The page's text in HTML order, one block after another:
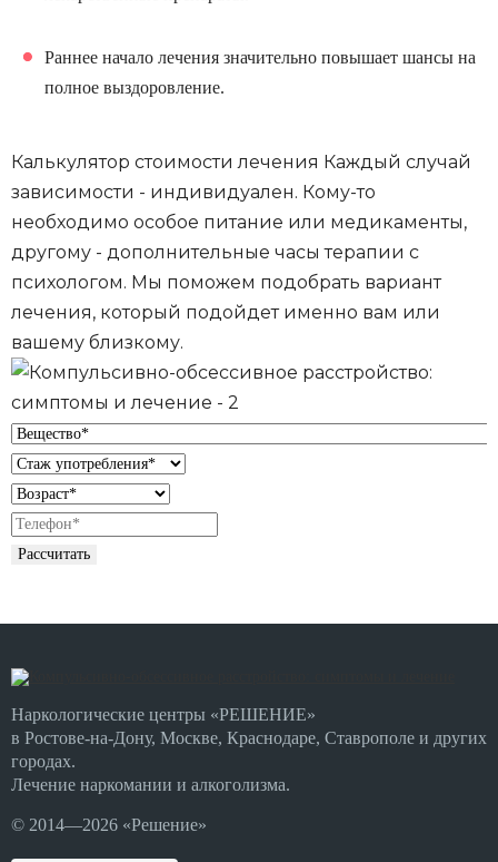
Раннее начало лечения значительно повышает шансы на
полное выздоровление.
Калькулятор стоимости лечения Каждый случай
зависимости - индивидуален. Кому-то
необходимо особое питание или медикаменты,
другому - дополнительные часы терапии с
психологом. Мы поможем подобрать вариант
лечения, который подойдет именно вам или
вашему близкому.
Рассчитать
Наркологические центры «РЕШЕНИЕ»
в Ростове-на-Дону, Москве, Краснодаре, Ставрополе и других
городах.
Лечение наркомании и алкоголизма.
© 2014—2026 «Решение»